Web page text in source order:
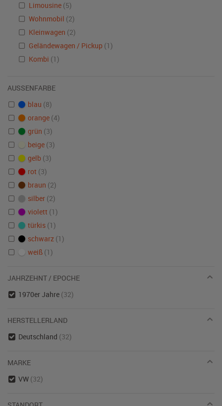
Limousine (5)
Wohnmobil (2)
Kleinwagen (2)
Geländewagen / Pickup (1)
Kombi (1)
AUSSENFARBE
blau (8)
orange (4)
grün (3)
beige (3)
gelb (3)
rot (3)
braun (2)
silber (2)
violett (1)
türkis (1)
schwarz (1)
weiß (1)
JAHRZEHNT / EPOCHE
1970er Jahre (32)
HERSTELLERLAND
Deutschland (32)
MARKE
VW (32)